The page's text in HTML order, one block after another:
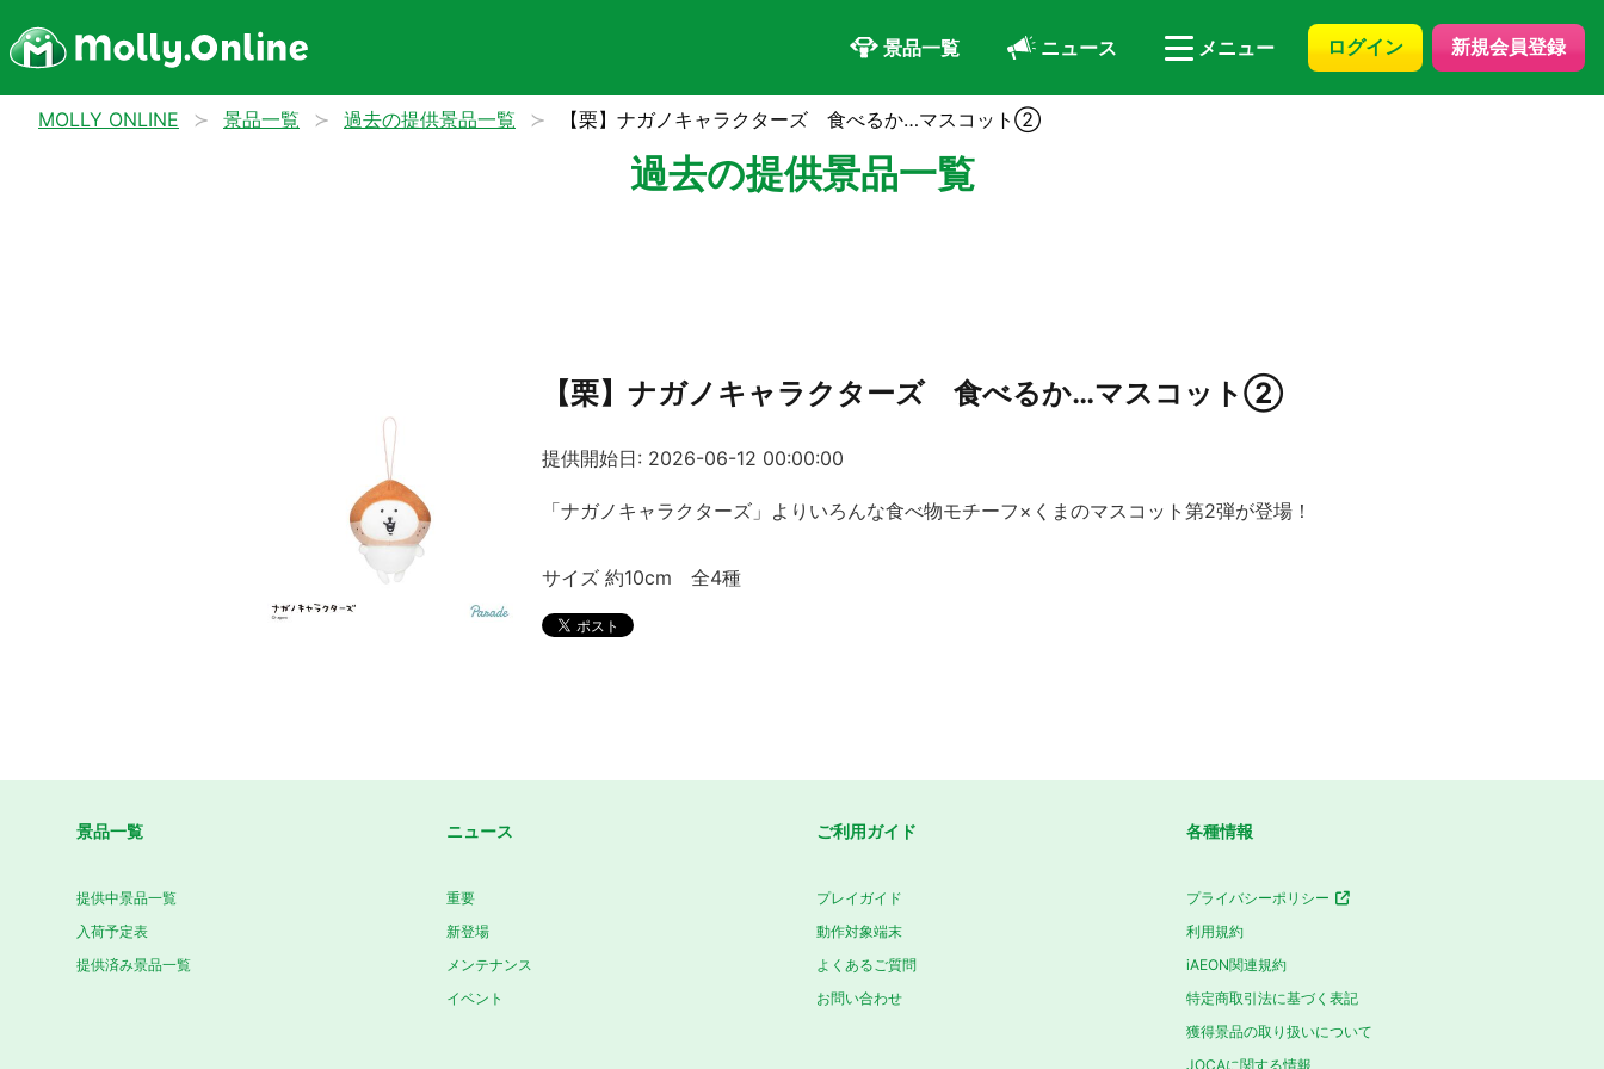
景品一覧 ニュース メニュー ログイン 新規会員登録
MOLLY ONLINE 景品一覧 過去の提供景品一覧 【栗】ナガノキャラクターズ 食べるか…マスコット②
過去の提供景品一覧
【栗】ナガノキャラクターズ 食べるか…マスコット②
提供開始日: 2026-06-12 00:00:00
「ナガノキャラクターズ」よりいろんな食べ物モチーフ×くまのマスコット第2弾が登場！
サイズ 約10cm 全4種
景品一覧
提供中景品一覧
入荷予定表
提供済み景品一覧
ニュース
重要
新登場
メンテナンス
イベント
ご利用ガイド
プレイガイド
動作対象端末
よくあるご質問
お問い合わせ
各種情報
プライバシーポリシー
利用規約
iAEON関連規約
特定商取引法に基づく表記
獲得景品の取り扱いについて
JOCAに関する情報